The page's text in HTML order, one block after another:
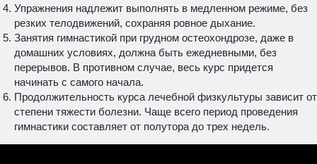
Упражнения надлежит выполнять в медленном режиме, без
резких телодвижений, сохраняя ровное дыхание.
Занятия гимнастикой при грудном остеохондрозе, даже в
домашних условиях, должна быть ежедневными, без
перерывов. В противном случае, весь курс придется
начинать с самого начала.
Продолжительность курса лечебной физкультуры зависит от
степени тяжести болезни. Чаще всего период проведения
гимнастики составляет от полутора до трех недель.